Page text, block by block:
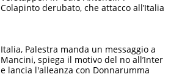
Colapinto derubato, che attacco all’Italia
Italia, Palestra manda un messaggio a
Mancini, spiega il motivo del no all’Inter
e lancia l'alleanza con Donnarumma